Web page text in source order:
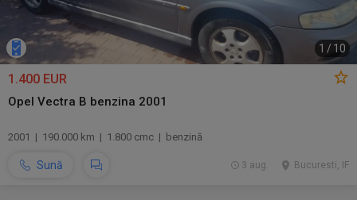
1 / 10
1.400 EUR
Opel Vectra B benzina 2001
2001 | 190.000 km | 1.800 cmc | benzină
Sună Bucuresti, IF
3 aug.